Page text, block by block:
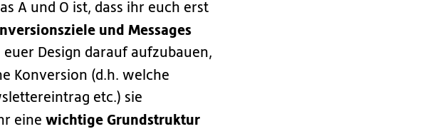
A und O ist, dass ihr euch erst
und Messages
Design darauf aufzubauen,
Konversion (d.h. welche
etc.) sie
eine wichtige Grundstruktur